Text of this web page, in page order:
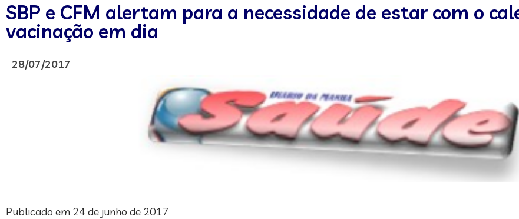
SBP e CFM alertam para a necessidade de estar com o
vacinação em dia
28/07/2017
Publicado em 24 de junho de 2017